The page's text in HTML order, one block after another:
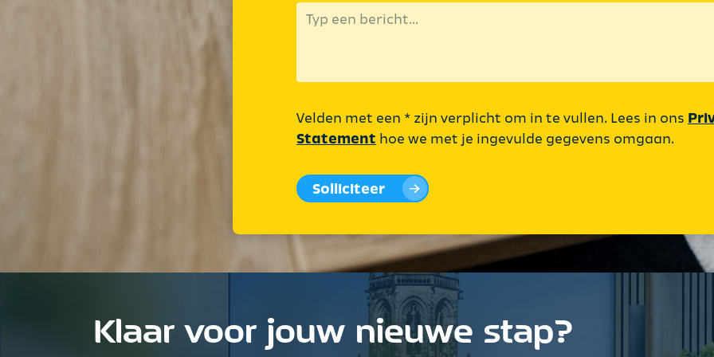
Velden met een * zijn verplicht om in te vullen. Lees in ons
Statement hoe we met je ingevulde gegevens omgaan.
Solliciteer
Klaar voor jouw nieuwe stap?